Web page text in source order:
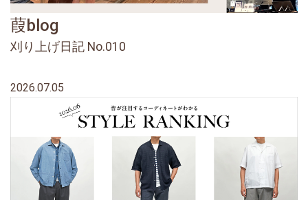
葭blog
刈り上げ日記 No.010
2026.07.05